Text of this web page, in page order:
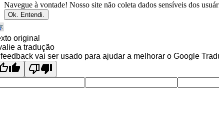
Navegue à vontade! Nosso site não coleta dados sensíveis dos
Ok. Entendi.
original
a tradução
vai ser usado para ajudar a melhorar o Google